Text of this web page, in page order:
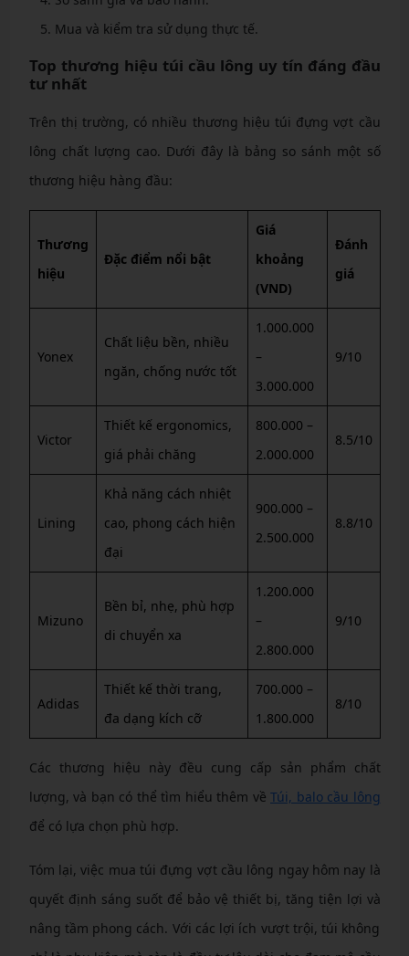
Mua và kiểm tra sử dụng thực tế.
Top thương hiệu túi cầu lông uy tín đáng đầu
tư nhất
Trên thị trường, có nhiều thương hiệu túi đựng vợt cầu
lông chất lượng cao. Dưới đây là bảng so sánh một số
thương hiệu hàng đầu:
Thương
hiệu
Đặc điểm nổi bật
Giá
khoảng
(VND)
Đánh
giá
Yonex
Chất liệu bền, nhiều
ngăn, chống nước tốt
1.000.000
–
3.000.000
9/10
Victor
Thiết kế ergonomics,
giá phải chăng
800.000 –
2.000.000
8.5/10
Lining
Khả năng cách nhiệt
cao, phong cách hiện
đại
900.000 –
2.500.000
8.8/10
Mizuno
Bền bỉ, nhẹ, phù hợp
di chuyển xa
1.200.000
–
2.800.000
9/10
Adidas
Thiết kế thời trang,
đa dạng kích cỡ
700.000 –
1.800.000
8/10
Các thương hiệu này đều cung cấp sản phẩm chất
lượng, và bạn có thể tìm hiểu thêm về Túi, balo cầu lông
để có lựa chọn phù hợp.
Tóm lại, việc mua túi đựng vợt cầu lông ngay hôm nay là
quyết định sáng suốt để bảo vệ thiết bị, tăng tiện lợi và
nâng tầm phong cách. Với các lợi ích vượt trội, túi không